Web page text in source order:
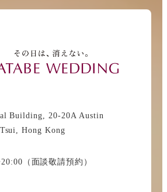
Building, 20-20A Austin
Hong Kong
（面談敬請預約）